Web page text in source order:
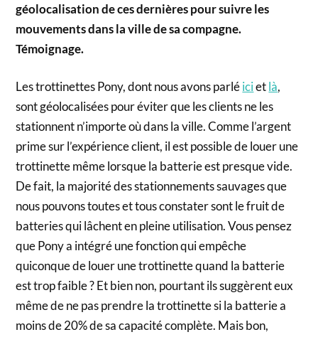
géolocalisation de ces dernières pour suivre les
mouvements dans la ville de sa compagne.
Témoignage.
Les trottinettes Pony, dont nous avons parléicietlà,
sont géolocalisées pour éviter que les clients ne les
stationnent n’importe où dans la ville. Comme l’argent
prime sur l’expérience client, il est possible de louer une
trottinette même lorsque la batterie est presque vide.
De fait, la majorité des stationnements sauvages que
nous pouvons toutes et tous constater sont le fruit de
batteries qui lâchent en pleine utilisation. Vous pensez
que Pony a intégré une fonction qui empêche
quiconque de louer une trottinette quand la batterie
est trop faible ? Et bien non, pourtant ils suggèrent eux
même de ne pas prendre la trottinette si la batterie a
moins de 20% de sa capacité complète. Mais bon,